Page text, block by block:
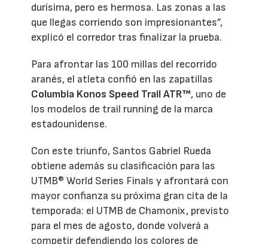
durísima, pero es hermosa. Las zonas a las
que llegas corriendo son impresionantes”,
explicó el corredor tras finalizar la prueba.
Para afrontar las 100 millas del recorrido
aranés, el atleta confió en las zapatillas
Columbia Konos Speed Trail ATR™, uno de
los modelos de trail running de la marca
estadounidense.
Con este triunfo, Santos Gabriel Rueda
obtiene además su clasificación para las
UTMB® World Series Finals y afrontará con
mayor confianza su próxima gran cita de la
temporada: el UTMB de Chamonix, previsto
para el mes de agosto, donde volverá a
competir defendiendo los colores de